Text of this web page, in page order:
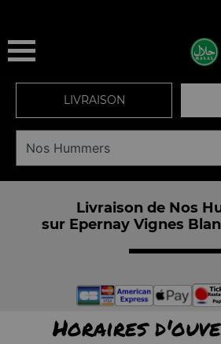
LIVRAISON
Livraison de Nos
sur Epernay Vignes
Horaires